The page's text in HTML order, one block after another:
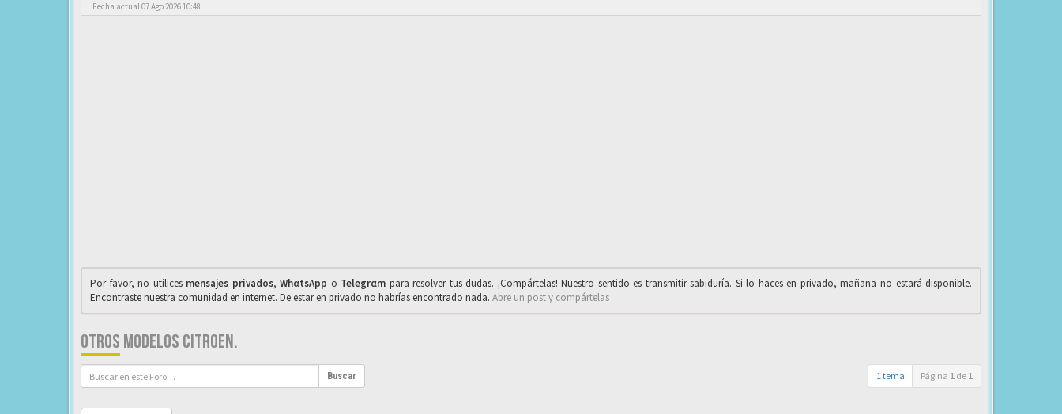
Fecha actual 07 Ago 2026 10:48
Por favor, no utilices mensajes privados,WhαtsApp o Telegrαm para resolver tus dudas. ¡Compártelas! Nuestro sentido es transmitir sabiduría. Si lo haces en privado, mañana no estará disponible.
Encontraste nuestra comunidad en internet. De estar en privado no habrías encontrado nada. Abre un post y compártelas
OTROS MODELOS CITROEN.
Buscar 1 tema Página 1 de 1